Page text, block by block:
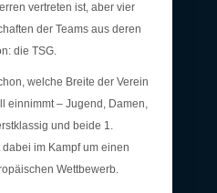
vertreten ist, aber vier
der Teams aus deren
die TSG.
welche Breite der Verein
einnimmt – Jugend, Damen,
und beide 1.
dabei im Kampf um einen
Wettbewerb.